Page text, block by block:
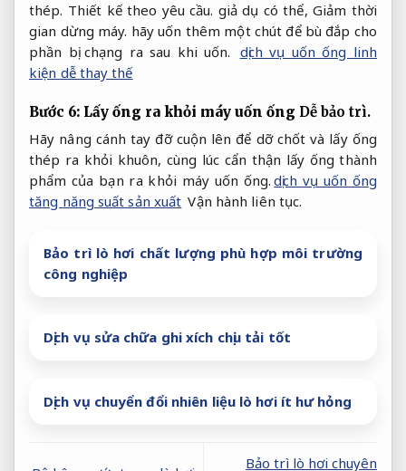
thép. Thiết kế theo yêu cầu. giả dụ có thể, Giảm thời
gian dừng máy. hãy uốn thêm một chút để bù đắp cho
phần bị chạng ra sau khi uốn. dịch vụ uốn ống linh
kiện dễ thay thế
Bước 6: Lấy ống ra khỏi máy uốn ống Dễ bảo trì.
Hãy nâng cánh tay đỡ cuộn lên để dỡ chốt và lấy ống
thép ra khỏi khuôn, cùng lúc cẩn thận lấy ống thành
phẩm của bạn ra khỏi máy uốn ống. dịch vụ uốn ống
tăng năng suất sản xuất Vận hành liên tục.
Bảo trì lò hơi chất lượng phù hợp môi trường
công nghiệp
Dịch vụ sửa chữa ghi xích chịu tải tốt
Dịch vụ chuyển đổi nhiên liệu lò hơi ít hư hỏng
Bảo trì lò hơi chuyên